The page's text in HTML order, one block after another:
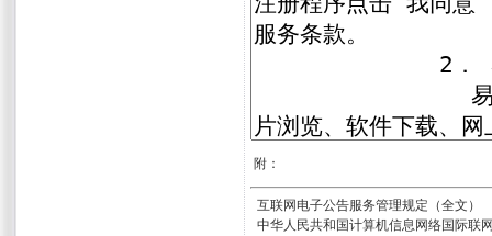
附：
互联网电子公告服务管理规定（全文）
中华人民共和国计算机信息网络国际联